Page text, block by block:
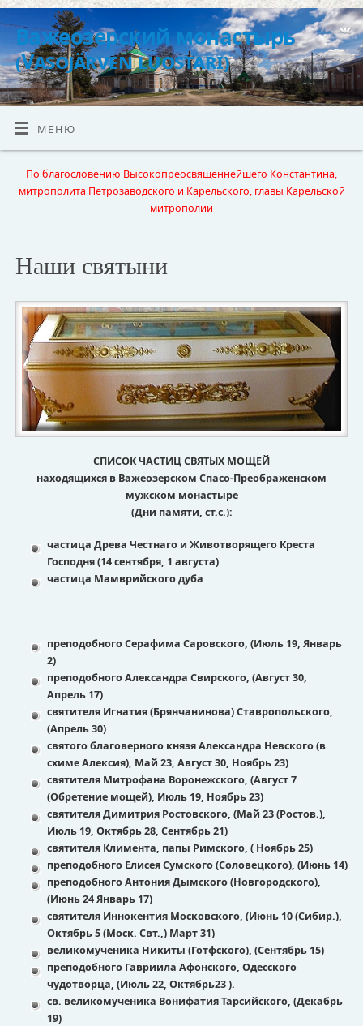
Важеозерский монастырь
(Vasojärven luostari)
МЕНЮ
По благословению Высокопреосвященнейшего Константина,
митрополита Петрозаводского и Карельского, главы Карельской
митрополии
Наши святыни
СПИСОК ЧАСТИЦ СВЯТЫХ МОЩЕЙ
находящихся в Важеозерском Спасо-Преображенском
мужском монастыре
(Дни памяти, ст.с.):
частица Древа Честнаго и Животворящего Креста
Господня (14 сентября, 1 августа)
частица Мамврийского дуба
преподобногоСерафима Саровского, (Июль 19, Январь
2)
преподобного Александра Свирского, (Август 30,
Апрель 17)
святителя Игнатия (Брянчанинова) Ставропольского,
(Апрель 30)
святого благоверного князя Александра Невского (в
схиме Алексия), Май 23, Август 30, Ноябрь 23)
святителя Митрофана Воронежского, (Август 7
(Обретение мощей), Июль 19, Ноябрь 23)
святителя Димитрия Ростовского, (Май 23 (Ростов.),
Июль 19, Октябрь 28, Сентябрь 21)
святителя Климента, папы Римского, ( Ноябрь 25)
преподобного Елисея Сумского (Соловецкого), (Июнь 14)
преподобного Антония Дымского (Новгородского),
(Июнь 24 Январь 17)
святителя Иннокентия Московского, (Июнь 10 (Сибир.),
Октябрь 5 (Моск. Свт.,) Март 31)
великомученика Никиты (Готфского), (Сентябрь 15)
преподобного Гавриила Афонского, Одесского
чудотворца, (Июль 22, Октябрь23 ).
св. великомученика Вонифатия Тарсийского, (Декабрь
19)